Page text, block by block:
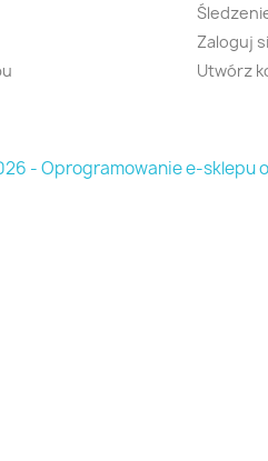
Zaloguj
Utwórz
- Oprogramowanie e-sklepu